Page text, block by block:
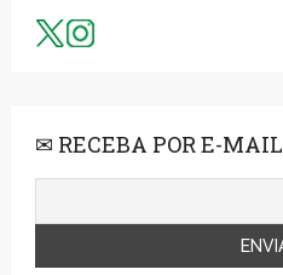
✉ RECEBA POR E-MAIL